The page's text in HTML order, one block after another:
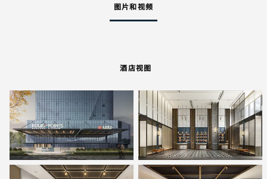
图片和视频
酒店视图